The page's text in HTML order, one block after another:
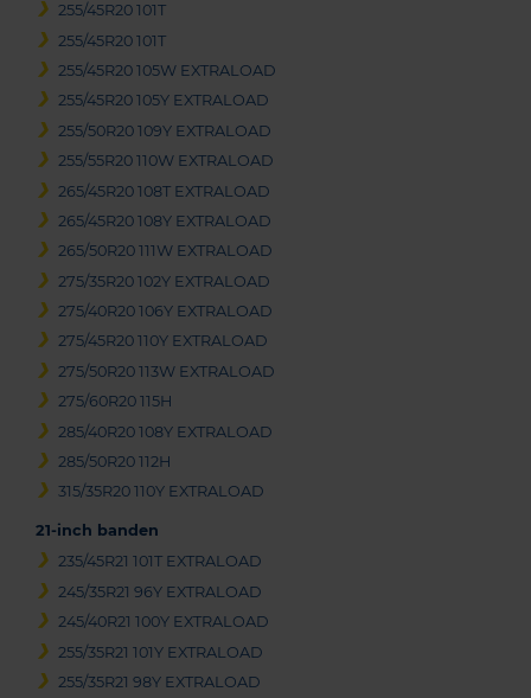
255/45R20 101T
255/45R20 101T
255/45R20 105W EXTRALOAD
255/45R20 105Y EXTRALOAD
255/50R20 109Y EXTRALOAD
255/55R20 110W EXTRALOAD
265/45R20 108T EXTRALOAD
265/45R20 108Y EXTRALOAD
265/50R20 111W EXTRALOAD
275/35R20 102Y EXTRALOAD
275/40R20 106Y EXTRALOAD
275/45R20 110Y EXTRALOAD
275/50R20 113W EXTRALOAD
275/60R20 115H
285/40R20 108Y EXTRALOAD
285/50R20 112H
315/35R20 110Y EXTRALOAD
21-inch banden
235/45R21 101T EXTRALOAD
245/35R21 96Y EXTRALOAD
245/40R21 100Y EXTRALOAD
255/35R21 101Y EXTRALOAD
255/35R21 98Y EXTRALOAD